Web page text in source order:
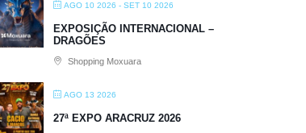
AGO 10 2026 - SET 10 2026
EXPOSIÇÃO INTERNACIONAL –
DRAGÕES
Shopping Moxuara
AGO 13 2026
27ª EXPO ARACRUZ 2026